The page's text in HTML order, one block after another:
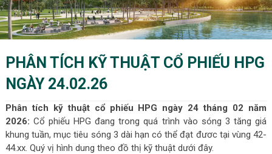
PHÂN TÍCH KỸ THUẬT CỔ PHIẾU HPG
NGÀY 24.02.26
Phân tích kỹ thuật cổ phiếu HPG ngày 24 tháng 02 năm
2026: Cổ phiếu HPG đang trong quá trình vào sóng 3 tăng giá
khung tuần, mục tiêu sóng 3 dài hạn có thể đạt đươc tại vùng 42-
44.xx. Quý vị hình dung theo đồ thị kỹ thuật dưới đây.